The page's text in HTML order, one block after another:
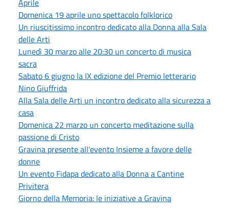
Domenica 19 aprile uno spettacolo folklorico
Un riuscitissimo incontro dedicato alla Donna alla Sala
delle Arti
Lunedì 30 marzo alle 20:30 un concerto di musica
sacra
Sabato 6 giugno la IX edizione del Premio letterario
Nino Giuffrida
Alla Sala delle Arti un incontro dedicato alla sicurezza a
casa
Domenica 22 marzo un concerto meditazione sulla
passione di Cristo
Gravina presente all'evento Insieme a favore delle
donne
Un evento Fidapa dedicato alla Donna a Cantine
Privitera
Giorno della Memoria: le iniziative a Gravina